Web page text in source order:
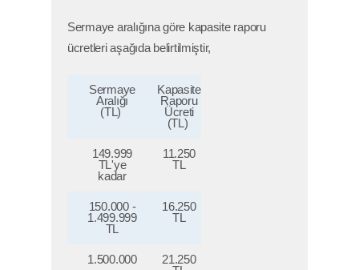
Sermaye aralığına göre kapasite raporu
ücretleri aşağıda belirtilmiştir,
Sermaye
Aralığı
(TL)
Kapasite
Raporu
Ücreti
(TL)
149.999
TL'ye
kadar
11.250
TL
150.000 -
1.499.999
TL
16.250
TL
1.500.000
21.250